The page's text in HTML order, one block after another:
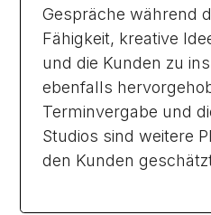
Gespräche während
Fähigkeit, kreative
und die Kunden zu
ebenfalls
Terminvergabe und
Studios sind weitere
den Kunden